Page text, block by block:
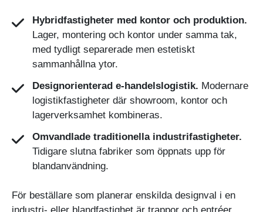
Hybridfastigheter med kontor och produktion.
Lager, montering och kontor under samma tak,
med tydligt separerade men estetiskt
sammanhållna ytor.
Designorienterad e-handelslogistik. Modernare
logistikfastigheter där showroom, kontor och
lagerverksamhet kombineras.
Omvandlade traditionella industrifastigheter.
Tidigare slutna fabriker som öppnats upp för
blandanvändning.
För beställare som planerar enskilda designval i en